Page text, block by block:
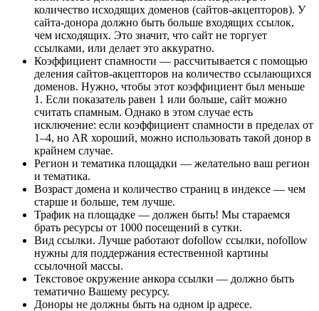
количество исходящих доменов (сайтов-акцепторов). У
сайта-донора должно быть больше входящих ссылок,
чем исходящих. Это значит, что сайт не торгует
ссылками, или делает это аккуратно.
Коэффициент спамности — рассчитывается с помощью
деления сайтов-акцепторов на количество ссылающихся
доменов. Нужно, чтобы этот коэффициент был меньше
1. Если показатель равен 1 или больше, сайт можно
считать спамным. Однако в этом случае есть
исключение: если коэффициент спамности в пределах от
1–4, но AR хороший, можно использовать такой донор в
крайнем случае.
Регион и тематика площадки — желательно ваш регион
и тематика.
Возраст домена и количество страниц в индексе — чем
старше и больше, тем лучше.
Трафик на площадке — должен быть! Мы стараемся
брать ресурсы от 1000 посещений в сутки.
Вид ссылки. Лучше работают dofollow ссылки, nofollow
нужны для поддержания естественной картины
ссылочной массы.
Текстовое окружение анкора ссылки — должно быть
тематично Вашему ресурсу.
Доноры не должны быть на одном ip адресе.